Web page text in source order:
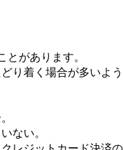
があります。
り着く場合が多いよう
ない。